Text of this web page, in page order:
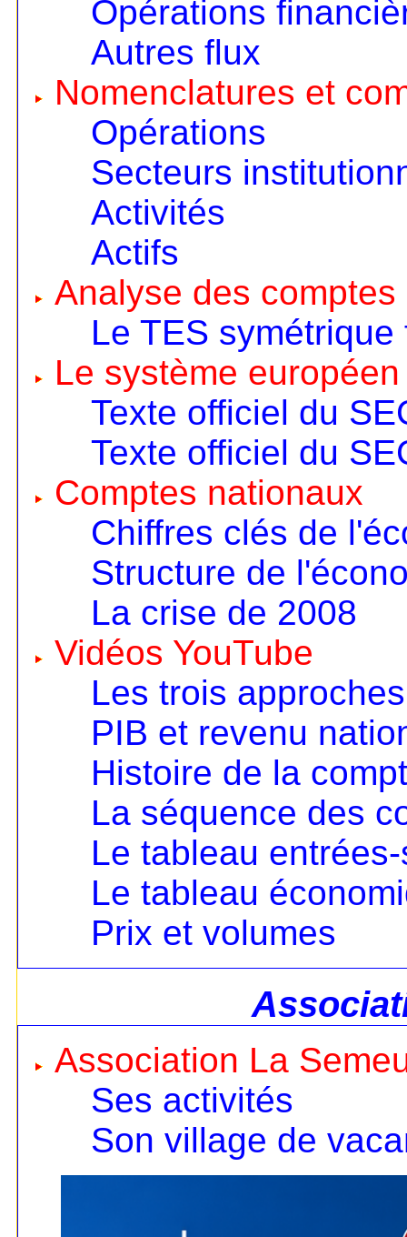
Opérations
Autres flux
Nomenclatures et
Opérations
Secteurs
Activités
Actifs
Analyse des
Le TES symétrique
Le système
Texte officiel du
Texte officiel du
Comptes nationaux
Chiffres clés de
Structure de
La crise de 2008
Vidéos YouTube
Les trois
PIB et revenu
Histoire de la
La séquence des
Le tableau
Le tableau
Prix et volumes
Association La
Ses activités
Son village de